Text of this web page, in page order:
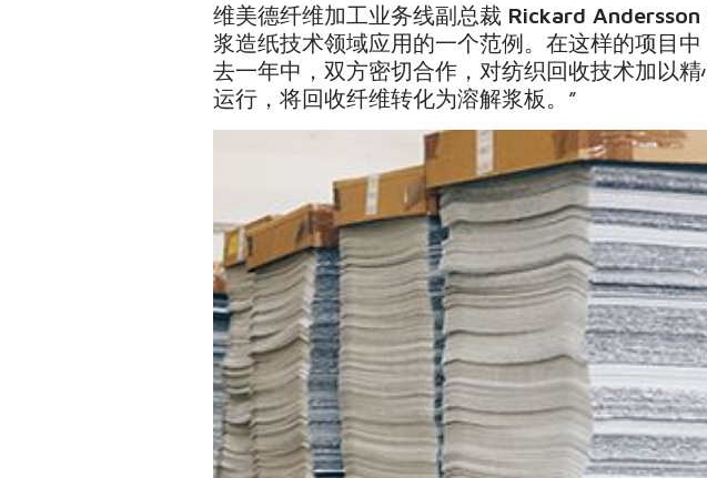
维美德纤维加工业务线副总裁 Rickard Andersson
浆造纸技术领域应用的一个范例。在这样的项目
去一年中，双方密切合作，对纺织回收技术加以
运行，将回收纤维转化为溶解浆板。”